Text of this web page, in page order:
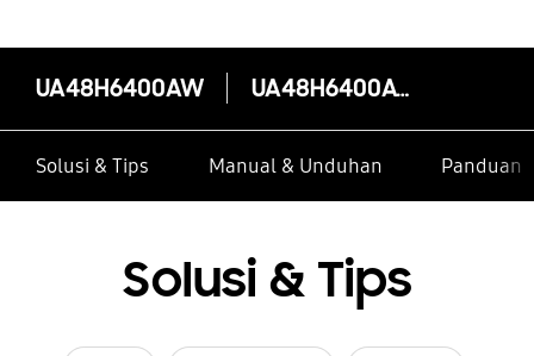
UA48H6400AW UA48H6400AW
Solusi & Tips Manual & Unduhan Panduan
Solusi & Tips